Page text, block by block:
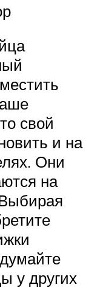
свой
и на
Они
на
у других